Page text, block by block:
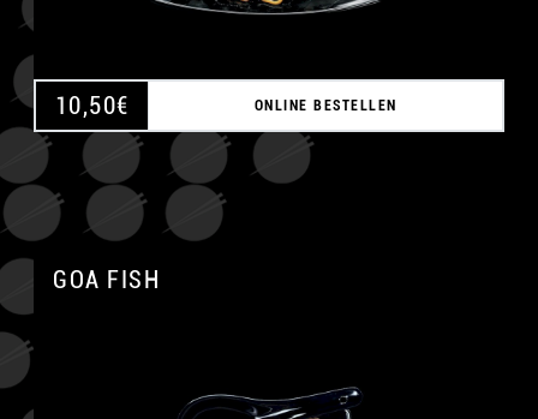
10,50€ ONLINE BESTELLEN
GOA FISH